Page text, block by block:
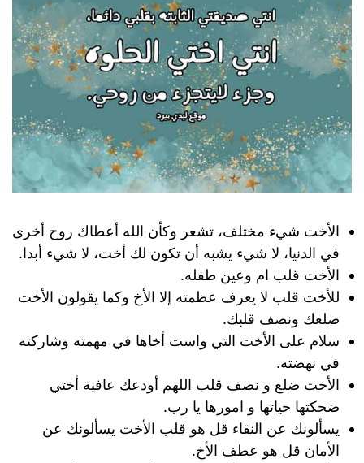
الأخت شيء مختلف، تشعر وكأن الله أعطاك روح أخرى
في الدنيا، لا شيء يشبه أن تكون لك أخت، لا شيء أبدا.
الأخت قلب ام وعين طفله.
للأخت قلب لا يعرف عظمته إلا الأخ وكما يقولون الأخت
ضلعك ونصف قلبك.
سلام على الأخت التي واست أخاها في مهمته وشاركته
في نهضته.
الأخت ضلع و نصف قلب اللهم أودعك عافية أختي
ضحكتها حياتها و امورها يا رب.
يسألونك عن النقاء قل هو قلب الأخت يسألونك عن
الأمان قل هو عطف الأخ.